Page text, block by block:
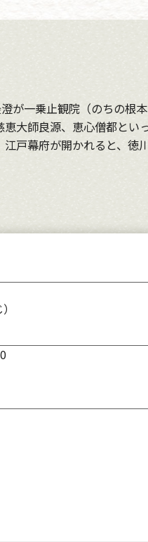
が一乗止観院（のちの根
大師良源、恵心僧都と
戸幕府が開かれると、